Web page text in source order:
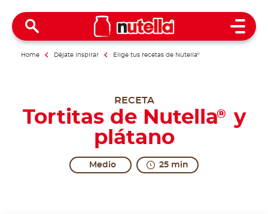
Open
Home Déjate inspirar Elige tus recetas de Nutella®
RECETA
Tortitas de Nutella®
y
plátano
Medio 25 min